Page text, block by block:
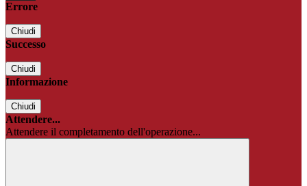
Errore
Chiudi
Successo
Chiudi
Informazione
Chiudi
Attendere...
Attendere il completamento dell'operazione...